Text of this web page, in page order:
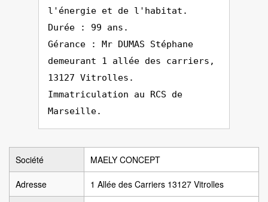
l'énergie et de l'habitat.
Durée : 99 ans.
Gérance : Mr DUMAS Stéphane
demeurant 1 allée des carriers,
13127 Vitrolles.
Immatriculation au RCS de
Marseille.
Société MAELY CONCEPT
Adresse 1 Allée des Carriers 13127 Vitrolles